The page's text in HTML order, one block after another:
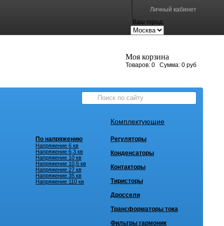
Личный кабинет
Ваш город:
Моя корзина
Товаров: 0 Сумма: 0 руб
По напряжению
Напряжение 6 кв
Напряжение 6,3 кв
Напряжение 10 кв
Напряжение 10,5 кв
Напряжение 27 кв
Напряжение 35 кв
Напряжение 110 кв
Комплектующие
Регуляторы
Конденсаторы
Контакторы
Тиристоры
Дроссели
Трансформаторы тока
Фильтры гармоник